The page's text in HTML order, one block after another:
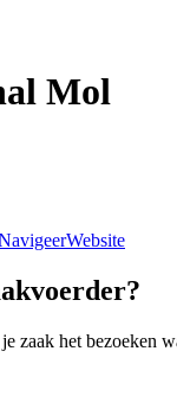
Mol
Website
zaak het bezoeken